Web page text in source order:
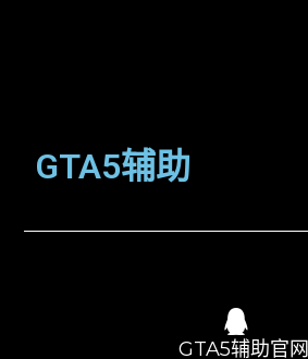
GTA5辅助
GTA5辅助官网